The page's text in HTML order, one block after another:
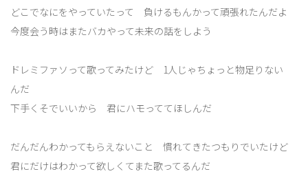
どこでなにをやっていたって 負けるもんかって頑張れたんだよ
今度会う時はまたバカやって未来の話をしよう
ドレミファソって歌ってみたけど 1人じゃちょっと物足りない
んだ
下手くそでいいから 君にハモっててほしんだ
だんだんわかってもらえないこと 慣れてきたつもりでいたけど
君にだけはわかって欲しくてまた歌ってるんだ